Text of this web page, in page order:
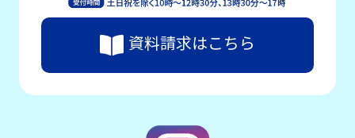
資料請求はこちら